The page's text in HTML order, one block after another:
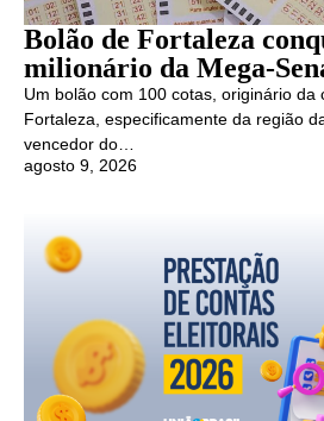
Bolão de Fortaleza
milionário da Mega-
Um bolão com 100 cotas, originário da
Fortaleza, especificamente da região
vencedor do…
agosto 9, 2026